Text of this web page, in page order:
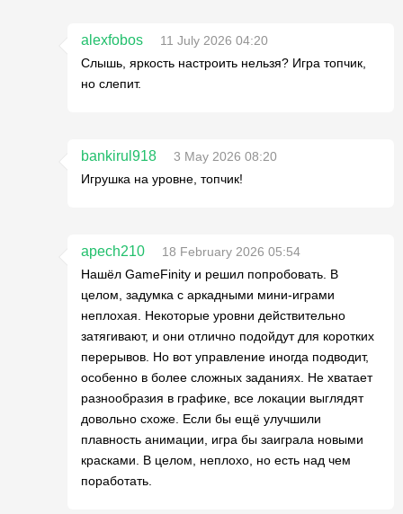
alexfobos
11 July 2026 04:20
Слышь, яркость настроить нельзя? Игра топчик,
но слепит.
bankirul918
3 May 2026 08:20
Игрушка на уровне, топчик!
apech210
18 February 2026 05:54
Нашёл GameFinity и решил попробовать. В
целом, задумка с аркадными мини-играми
неплохая. Некоторые уровни действительно
затягивают, и они отлично подойдут для коротких
перерывов. Но вот управление иногда подводит,
особенно в более сложных заданиях. Не хватает
разнообразия в графике, все локации выглядят
довольно схоже. Если бы ещё улучшили
плавность анимации, игра бы заиграла новыми
красками. В целом, неплохо, но есть над чем
поработать.